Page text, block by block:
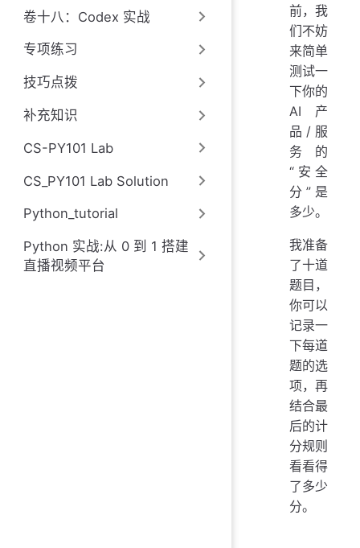
卷十八：Codex 实战
专项练习
技巧点拨
补充知识
CS-PY101 Lab
CS_PY101 Lab Solution
Python_tutorial
Python 实战:从 0 到 1 搭建
直播视频平台
前，我
们不妨
来简单
测试一
下你的
AI 产
品 / 服
务的
“安全
分”是
多少。
我准备
了十道
题目，
你可以
记录一
下每道
题的选
项，再
结合最
后的计
分规则
看看得
了多少
分。